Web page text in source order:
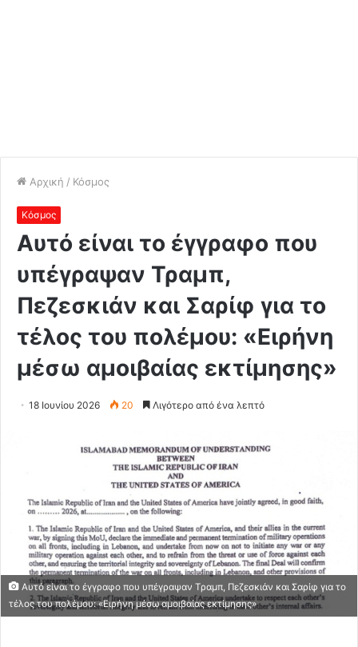
Αρχική / Κόσμος
Κόσμος
Αυτό είναι το έγγραφο που
υπέγραψαν Τραμπ,
Πεζεσκιάν και Σαρίφ για το
τέλος του πολέμου: «Ειρήνη
μέσω αμοιβαίας εκτίμησης»
18 Ιουνίου 2026 20 Λιγότερο από ένα λεπτό
Αυτό είναι το έγγραφο που υπέγραψαν Τραμπ, Πεζεσκιάν και Σαρίφ για το
τέλος του πολέμου: «Ειρήνη μέσω αμοιβαίας εκτίμησης»